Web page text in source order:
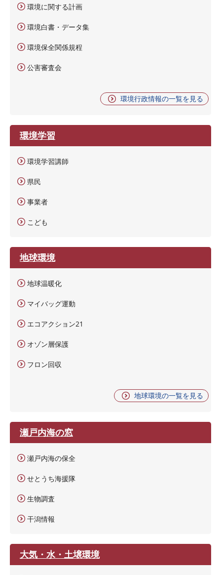
環境に関する計画
環境白書・データ集
環境保全関係規程
公害審査会
環境行政情報の一覧を見る
環境学習
環境学習講師
県民
事業者
こども
地球環境
地球温暖化
マイバッグ運動
エコアクション21
オゾン層保護
フロン回収
地球環境の一覧を見る
瀬戸内海の窓
瀬戸内海の保全
せとうち海援隊
生物調査
干潟情報
大気・水・土壌環境